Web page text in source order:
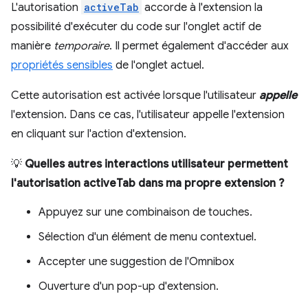
L'autorisation activeTab accorde à l'extension la
possibilité d'exécuter du code sur l'onglet actif de
manière temporaire. Il permet également d'accéder aux
propriétés sensibles de l'onglet actuel.
Cette autorisation est activée lorsque l'utilisateur appelle
l'extension. Dans ce cas, l'utilisateur appelle l'extension
en cliquant sur l'action d'extension.
💡 Quelles autres interactions utilisateur permettent
l'autorisation activeTab dans ma propre extension ?
Appuyez sur une combinaison de touches.
Sélection d'un élément de menu contextuel.
Accepter une suggestion de l'Omnibox
Ouverture d'un pop-up d'extension.